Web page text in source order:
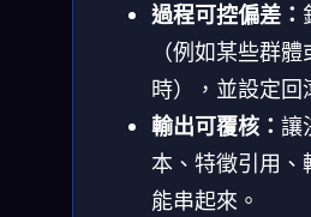
過程可控偏差：
（例如某些群
時），並設定回
輸出可覆核： 讓
本、特徵引用
能串起來。